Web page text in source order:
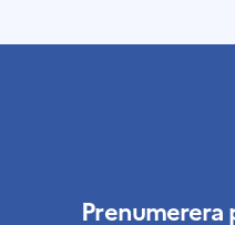
Prenumerera